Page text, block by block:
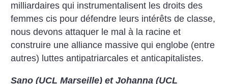
milliardaires qui instrumentalisent les droits des
femmes cis pour défendre leurs intérêts de classe,
nous devons attaquer le mal à la racine et
construire une alliance massive qui englobe (entre
autres) luttes antipatriarcales et anticapitalistes.
Sano (UCL Marseille) et Johanna (UCL